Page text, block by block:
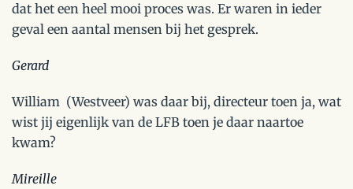
dat het een heel mooi proces was. Er waren in ieder
geval een aantal mensen bij het gesprek.
Gerard
William (Westveer) was daar bij, directeur toen ja, wat
wist jij eigenlijk van de LFB toen je daar naartoe
kwam?
Mireille